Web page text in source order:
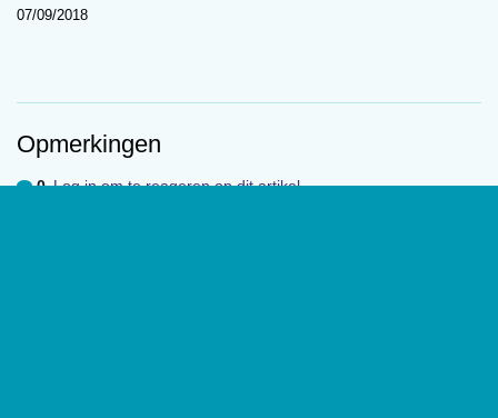
Preregistratie
07/09/2018
Opmerkingen
0 Log in om te reageren op dit artikel.